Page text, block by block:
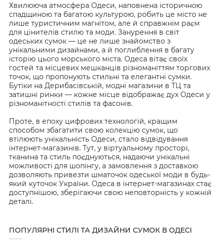
Хвилююча атмосфера Одеси, наповнена історичною
спадщиною та багатою культурою, робить це місто не
лише туристичним магнітом, але й справжнім раєм
для цінителів стилю та моди. Занурення в світ
одеських сумок — це не лише знайомство з
унікальними дизайнами, а й поглиблення в багату
історію цього морського міста. Одеса вітає своїх
гостей та місцевих мешканців різноманіттям торгових
точок, що пропонують стильні та елегантні сумки.
Бутіки на Дерибасівській, модні магазини в ТЦ та
затишні ринки — кожне місце відображає дух Одеси у
різноманітності стилів та фасонів.
Проте, в епоху цифрових технологій, кращим
способом збагатити свою колекцію сумок, що
втілюють унікальність Одеси, стало відвідування
інтернет-магазинів. Тут, у віртуальному просторі,
тканина та стиль поєднуються, надаючи унікальні
можливості для шопінгу, а замовлення з доставкою
дозволяють привезти шматочок одеської моди в будь-
який куточок України. Одеса в інтернет-магазинах стає
доступнішою, зберігаючи свою неповторність у кожній
деталі.
ПОПУЛЯРНІ СТИЛІ ТА ДИЗАЙНИ СУМОК В ОДЕСІ